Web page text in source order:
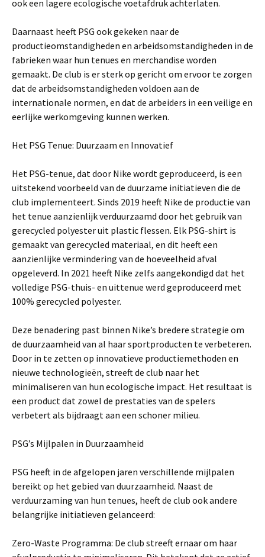
ook een lagere ecologische voetafdruk achterlaten.
Daarnaast heeft PSG ook gekeken naar de
productieomstandigheden en arbeidsomstandigheden in de
fabrieken waar hun tenues en merchandise worden
gemaakt. De club is er sterk op gericht om ervoor te zorgen
dat de arbeidsomstandigheden voldoen aan de
internationale normen, en dat de arbeiders in een veilige en
eerlijke werkomgeving kunnen werken.
Het PSG Tenue: Duurzaam en Innovatief
Het PSG-tenue, dat door Nike wordt geproduceerd, is een
uitstekend voorbeeld van de duurzame initiatieven die de
club implementeert. Sinds 2019 heeft Nike de productie van
het tenue aanzienlijk verduurzaamd door het gebruik van
gerecycled polyester uit plastic flessen. Elk PSG-shirt is
gemaakt van gerecycled materiaal, en dit heeft een
aanzienlijke vermindering van de hoeveelheid afval
opgeleverd. In 2021 heeft Nike zelfs aangekondigd dat het
volledige PSG-thuis- en uittenue werd geproduceerd met
100% gerecycled polyester.
Deze benadering past binnen Nike’s bredere strategie om
de duurzaamheid van al haar sportproducten te verbeteren.
Door in te zetten op innovatieve productiemethoden en
nieuwe technologieën, streeft de club naar het
minimaliseren van hun ecologische impact. Het resultaat is
een product dat zowel de prestaties van de spelers
verbetert als bijdraagt aan een schoner milieu.
PSG’s Mijlpalen in Duurzaamheid
PSG heeft in de afgelopen jaren verschillende mijlpalen
bereikt op het gebied van duurzaamheid. Naast de
verduurzaming van hun tenues, heeft de club ook andere
belangrijke initiatieven gelanceerd:
Zero-Waste Programma: De club streeft ernaar om haar